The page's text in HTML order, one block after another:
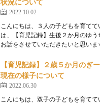
状況について
2022.10.02
こんにちは、３人の子どもを育てて
は、【育児記録】生後２か月のゆう
お話をさせていただきたいと思い
【育児記録】２歳５か月のぎ
現在の様子について
2022.06.30
こんにちは、双子の子どもを育てて